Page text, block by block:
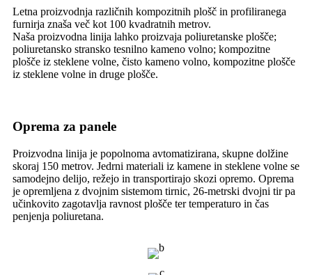
Letna proizvodnja različnih kompozitnih plošč in profiliranega
furnirja znaša več kot 100 kvadratnih metrov.
Naša proizvodna linija lahko proizvaja poliuretanske plošče;
poliuretansko stransko tesnilno kameno volno; kompozitne
plošče iz steklene volne, čisto kameno volno, kompozitne plošče
iz steklene volne in druge plošče.
Oprema za panele
Proizvodna linija je popolnoma avtomatizirana, skupne dolžine
skoraj 150 metrov. Jedrni materiali iz kamene in steklene volne se
samodejno delijo, režejo in transportirajo skozi opremo. Oprema
je opremljena z dvojnim sistemom tirnic, 26-metrski dvojni tir pa
učinkovito zagotavlja ravnost plošče ter temperaturo in čas
penjenja poliuretana.